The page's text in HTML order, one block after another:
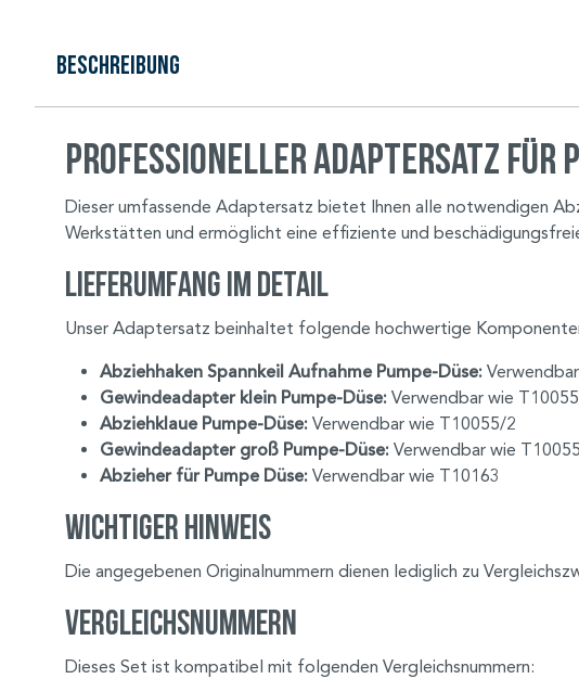
Beschreibung
Professioneller Adaptersatz für
Dieser umfassende Adaptersatz bietet Ihnen alle notwendigen
Werkstätten und ermöglicht eine effiziente und
Lieferumfang im Detail
Unser Adaptersatz beinhaltet folgende hochwertige
Abziehhaken Spannkeil Aufnahme Pumpe-Düse:
Gewindeadapter klein Pumpe-Düse: Verwendbar wie
Abziehklaue Pumpe-Düse: Verwendbar wie T10055/2
Gewindeadapter groß Pumpe-Düse: Verwendbar wie
Abzieher für Pumpe Düse: Verwendbar wie T10163
Wichtiger Hinweis
Die angegebenen Originalnummern dienen lediglich zu
Vergleichsnummern
Dieses Set ist kompatibel mit folgenden Vergleichsnummern: